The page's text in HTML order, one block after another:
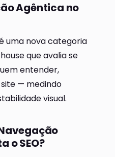
Agêntica no
uma nova categoria
que avalia se
entender,
— medindo
visual.
o SEO?